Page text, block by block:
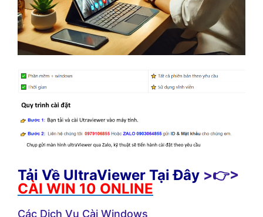
Tải Về UltraViewer Tại Đây >👉>
CÀI WIN 10 ONLINE
Các Dịch Vụ Cài Windows